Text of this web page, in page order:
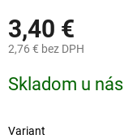
3,40 €
2,76 € bez DPH
cena:
Skladom u nás
Variant